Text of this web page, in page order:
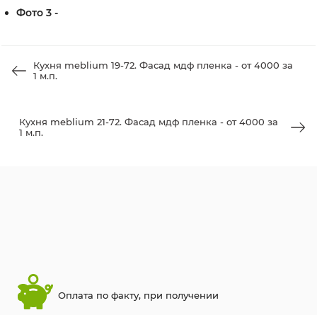
Фото 3 -
Кухня meblium 19-72. Фасад мдф пленка - от 4000 за
1 м.п.
Кухня meblium 21-72. Фасад мдф пленка - от 4000 за
1 м.п.
Оплата по факту, при получении